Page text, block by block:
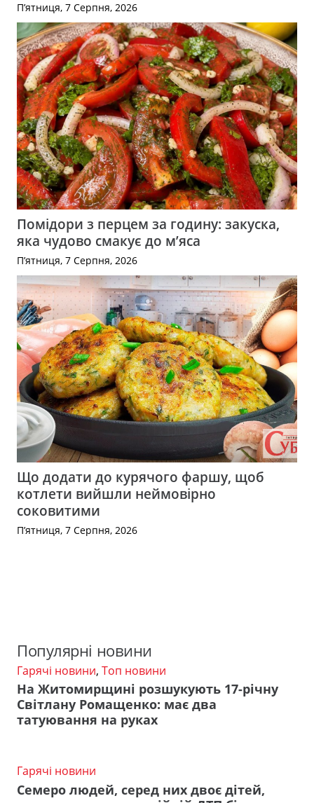
П’ятниця, 7 Серпня, 2026
Помідори з перцем за годину: закуска,
яка чудово смакує до м’яса
П’ятниця, 7 Серпня, 2026
Що додати до курячого фаршу, щоб
котлети вийшли неймовірно
соковитими
П’ятниця, 7 Серпня, 2026
Популярні новини
Гарячі новини, Топ новини
На Житомирщині розшукують 17-річну
Світлану Ромащенко: має два
татуювання на руках
Гарячі новини
Семеро людей, серед них двоє дітей,